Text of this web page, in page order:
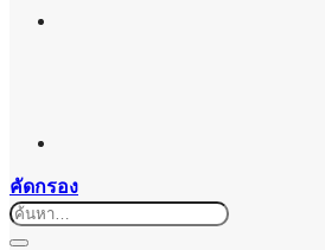
คัดกรอง
ค้นหา: